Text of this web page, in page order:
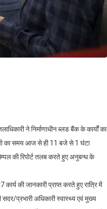
ने निर्माणाधीन ब्लड बैंक के कार्यों का
का समय आज से ही 11 बजे से 1 घंटा
की रिपोर्ट तलब करते हुए अनुबन्ध के
की जानकारी प्राप्त करते हुए रात्रि में
सदर/प्रभारी अधिकारी स्वास्थ्य एवं मुख्य